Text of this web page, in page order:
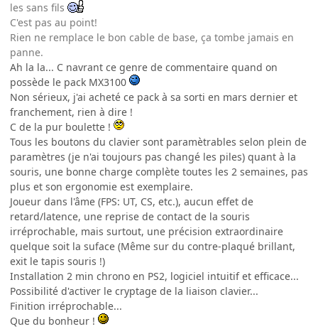
les sans fils
C'est pas au point!
Rien ne remplace le bon cable de base, ça tombe jamais en
panne.
Ah la la... C navrant ce genre de commentaire quand on
possède le pack MX3100
Non sérieux, j'ai acheté ce pack à sa sorti en mars dernier et
franchement, rien à dire !
C de la pur boulette !
Tous les boutons du clavier sont paramètrables selon plein de
paramètres (je n'ai toujours pas changé les piles) quant à la
souris, une bonne charge complète toutes les 2 semaines, pas
plus et son ergonomie est exemplaire.
Joueur dans l'âme (FPS: UT, CS, etc.), aucun effet de
retard/latence, une reprise de contact de la souris
irréprochable, mais surtout, une précision extraordinaire
quelque soit la suface (Même sur du contre-plaqué brillant,
exit le tapis souris !)
Installation 2 min chrono en PS2, logiciel intuitif et efficace...
Possibilité d'activer le cryptage de la liaison clavier...
Finition irréprochable...
Que du bonheur !